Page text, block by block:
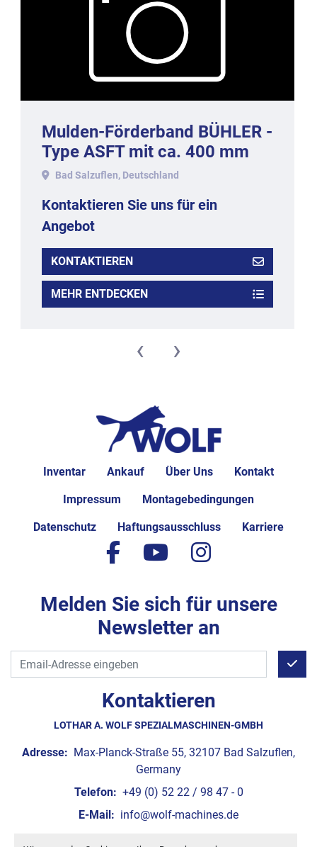
Mulden-Förderband BÜHLER -
Type ASFT mit ca. 400 mm
Breite und 16 Meter Länge
Bad Salzuflen, Deutschland
Kontaktieren Sie uns für ein
Angebot
KONTAKTIEREN
MEHR ENTDECKEN
‹ ›
Inventar Ankauf Über Uns Kontakt
Impressum Montagebedingungen
Datenschutz Haftungsausschluss Karriere
Kontaktieren
LOTHAR A. WOLF SPEZIALMASCHINEN-GMBH
Adresse: Max-Planck-Straße 55, 32107 Bad Salzuflen,
Germany
Telefon: +49 (0) 52 22 / 98 47 - 0
E-Mail: info@wolf-machines.de
facebook
youtubeinstagram
Melden Sie sich für unsere
Newsletter an